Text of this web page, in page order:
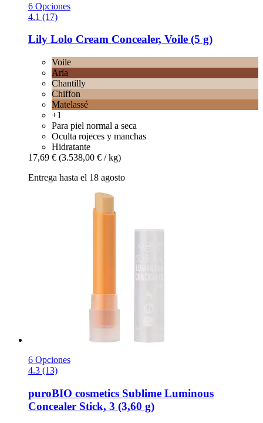
6 Opciones
4.1 (17)
Lily Lolo Cream Concealer, Voile (5 g)
Voile
Aria
Chantilly
Chiffon
Matelassé
+1
Para piel normal a seca
Oculta rojeces y manchas
Hidratante
17,69 € (3.538,00 € / kg)
Entrega hasta el 18 agosto
6 Opciones
4.3 (13)
puroBIO cosmetics Sublime Luminous
Concealer Stick, 3 (3,60 g)